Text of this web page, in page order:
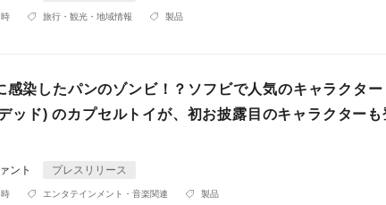
旅行・観光・地域情報 製品
感染したパンのゾンビ！？ソフビで人気のキャラクタ
ッド) のカプセルトイが、初お披露目のキャラクターも
ント プレスリリース
エンタテインメント・音楽関連 製品